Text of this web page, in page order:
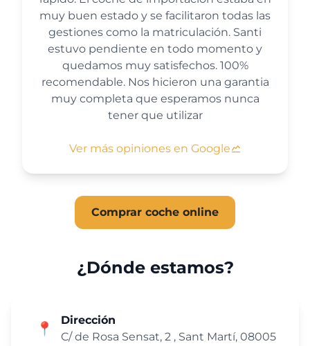
muy buen estado y se facilitaron todas las
gestiones como la matriculación. Santi
estuvo pendiente en todo momento y
quedamos muy satisfechos. 100%
recomendable. Nos hicieron una garantia
muy completa que esperamos nunca
tener que utilizar
Ver más opiniones en Google
Comprar coche online
¿Dónde estamos?
📍
Dirección
C/ de Rosa Sensat, 2 , Sant Martí, 08005